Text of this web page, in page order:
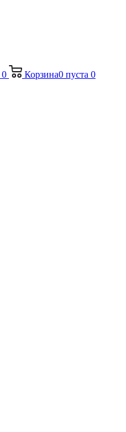
0 Корзина0 пуста 0